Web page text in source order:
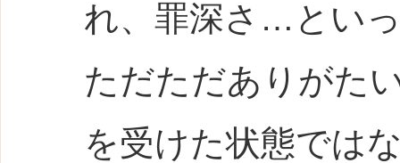
れ、罪深さ…とい
ただただありがた
を受けた状態では